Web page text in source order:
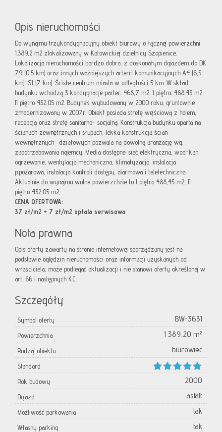
Opis nieruchomości
Do wynajmu trzykondygnacyjny obiekt biurowy o łącznej powierzchni
1.389,2 m2 zlokalizowany w Katowickiej dzielnicy Szopienice.
Lokalizacja nieruchomości bardzo dobra, z doskonałym dojazdem do DK
79 (0,5 km) oraz innych ważniejszych arterri komunikacyjnych A4 (6,5
km), S1 (7 km). Ścisłe centrum miasta w odległości 5 km. W skład
budynku wchodzą 3 kondygnacje parter: 468,7 m2, I piętro: 488,45 m2,
II piętro 432,05 m2. Budynek wybudowany w 2000 roku, gruntownie
zmodernizowany w 2007r. Obiekt posiada strefę wejściową z holem,
recepcją oraz strefę sanitarno- socjalną. Konstrukcja budynku oparta na
ścianach zewnętrznych i słupach, lekka konstrukcja ścian
wewnętrznych- działowych pozwala na dowolną aranżację wg.
zapotrzebowania najemcy. Media dostępne: sieć elektryczna, wod-kan,
ogrzewanie, wentylacja mechaniczna, klimatyzacja, instalacja
p.pożarowa, instalacja kontroli dostępu, alarmowa i teletechniczna.
Aktualnie do wynajmu wolne powierzchnie to I piętro 488,45 m2, II
piętro 432,05 m2,
CENA OFERTOWA:
37 zł/m2 + 7 zł/m2 opłata serwisowa
Nota prawna
Opis oferty zawarty na stronie internetowej sporządzany jest na
podstawie oględzin nieruchomości oraz informacji uzyskanych od
właściciela, może podlegać aktualizacji i nie stanowi oferty określonej w
art. 66 i następnych K.C.
Szczegóły
Symbol oferty BW-3631
Powierzchnia 1 389,20 m²
Rodzaj obiektu biurowiec
Standard
Rok budowy
2000
Dojazd asfalt
Możliwość parkowania tak
Własny parking tak